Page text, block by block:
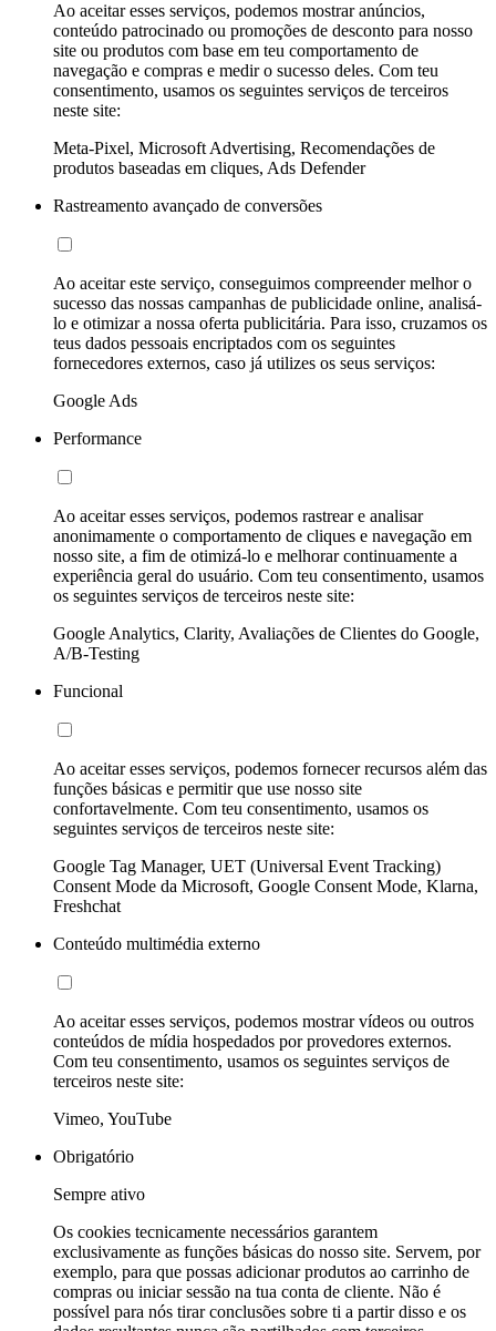
Ao aceitar esses serviços, podemos mostrar anúncios,
conteúdo patrocinado ou promoções de desconto para nosso
site ou produtos com base em teu comportamento de
navegação e compras e medir o sucesso deles. Com teu
consentimento, usamos os seguintes serviços de terceiros
neste site:
Meta-Pixel, Microsoft Advertising, Recomendações de
produtos baseadas em cliques, Ads Defender
Rastreamento avançado de conversões
Ao aceitar este serviço, conseguimos compreender melhor o
sucesso das nossas campanhas de publicidade online, analisá-
lo e otimizar a nossa oferta publicitária. Para isso, cruzamos os
teus dados pessoais encriptados com os seguintes
fornecedores externos, caso já utilizes os seus serviços:
Google Ads
Performance
Ao aceitar esses serviços, podemos rastrear e analisar
anonimamente o comportamento de cliques e navegação em
nosso site, a fim de otimizá-lo e melhorar continuamente a
experiência geral do usuário. Com teu consentimento, usamos
os seguintes serviços de terceiros neste site:
Google Analytics, Clarity, Avaliações de Clientes do Google,
A/B-Testing
Funcional
Ao aceitar esses serviços, podemos fornecer recursos além das
funções básicas e permitir que use nosso site
confortavelmente. Com teu consentimento, usamos os
seguintes serviços de terceiros neste site:
Google Tag Manager, UET (Universal Event Tracking)
Consent Mode da Microsoft, Google Consent Mode, Klarna,
Freshchat
Conteúdo multimédia externo
Ao aceitar esses serviços, podemos mostrar vídeos ou outros
conteúdos de mídia hospedados por provedores externos.
Com teu consentimento, usamos os seguintes serviços de
terceiros neste site:
Vimeo, YouTube
Obrigatório
Sempre ativo
Os cookies tecnicamente necessários garantem
exclusivamente as funções básicas do nosso site. Servem, por
exemplo, para que possas adicionar produtos ao carrinho de
compras ou iniciar sessão na tua conta de cliente. Não é
possível para nós tirar conclusões sobre ti a partir disso e os